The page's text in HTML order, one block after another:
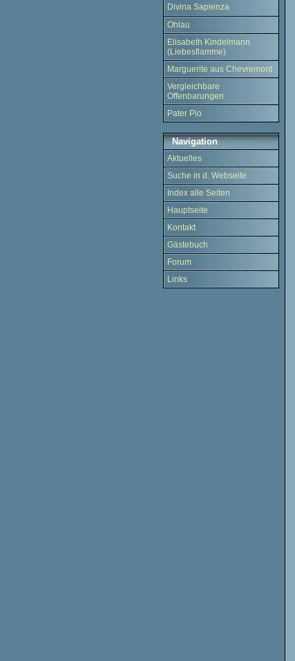
Divina Sapienza
Ohlau
Elisabeth Kindelmann
(Liebesflamme)
Marguerite aus Chevremont
Vergleichbare
Offenbarungen
Pater Pio
Navigation
Aktuelles
Suche in d. Webseite
Index alle Seiten
Hauptseite
Kontakt
Gästebuch
Forum
Links